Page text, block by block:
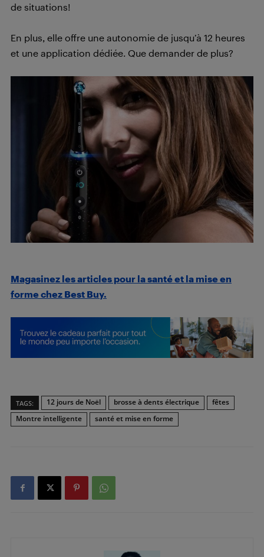
de situations!
En plus, elle offre une autonomie de jusqu’à 12 heures
et une application dédiée. Que demander de plus?
Magasinez les articles pour la santé et la mise en
forme chez Best Buy.
TAGS: 12 jours de Noël brosse à dents électrique
fêtes
Montre intelligente
santé et mise en forme